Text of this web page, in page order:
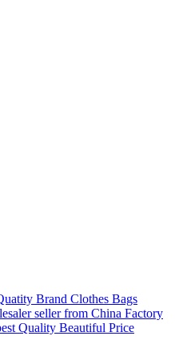
Brand Clothes Bags
seller from China Factory
Quality Beautiful Price